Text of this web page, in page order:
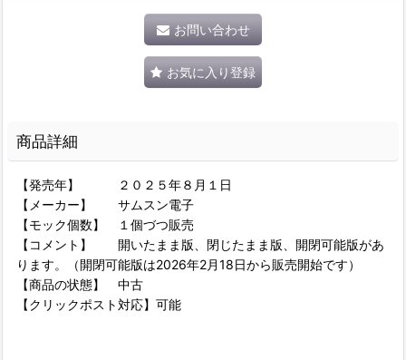
お問い合わせ
お気に入り登録
商品詳細
【発売年】 ２０２５年８月１日
【メーカー】 サムスン電子
【モック個数】 １個づつ販売
【コメント】 開いたまま版、閉じたまま版、開閉可能版があ
ります。（開閉可能版は2026年2月18日から販売開始です）
【商品の状態】 中古
【クリックポスト対応】可能